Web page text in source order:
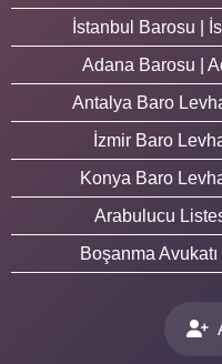
İstanbul Barosu |
Adana Barosu |
Antalya Baro
İzmir Baro
Konya Baro
Arabulucu
Boşanma